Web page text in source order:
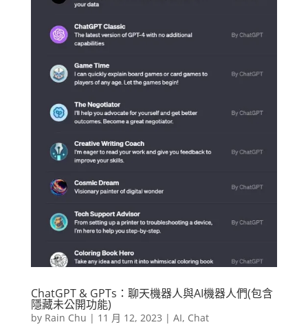
ChatGPT & GPTs：聊天機器人與AI機器人們(包含
隱藏未公開功能)
by Rain Chu | 11 月 12, 2023 | AI, Chat